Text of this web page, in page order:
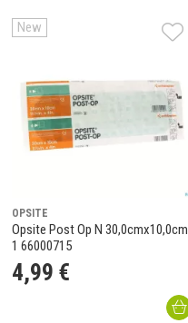
New
OPSITE
Opsite Post Op N 30,0cmx10,0cm
1 66000715
4,99 €